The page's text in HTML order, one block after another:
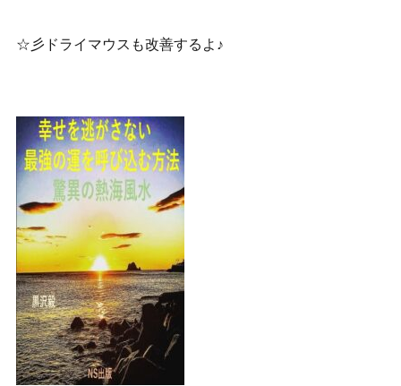
☆彡ドライマウスも改善するよ♪